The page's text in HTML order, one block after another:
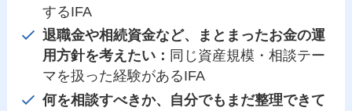
するIFA
退職金や相続資金など、まとまったお金の運
用方針を考えたい： 同じ資産規模・相談テー
マを扱った経験があるIFA
何を相談すべきか、自分でもまだ整理できて